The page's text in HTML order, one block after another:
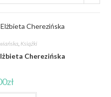
, Książki
Cherezińska
zł